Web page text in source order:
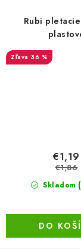
Rubi
36 %
Skladom
€1,19
€1,86
DO